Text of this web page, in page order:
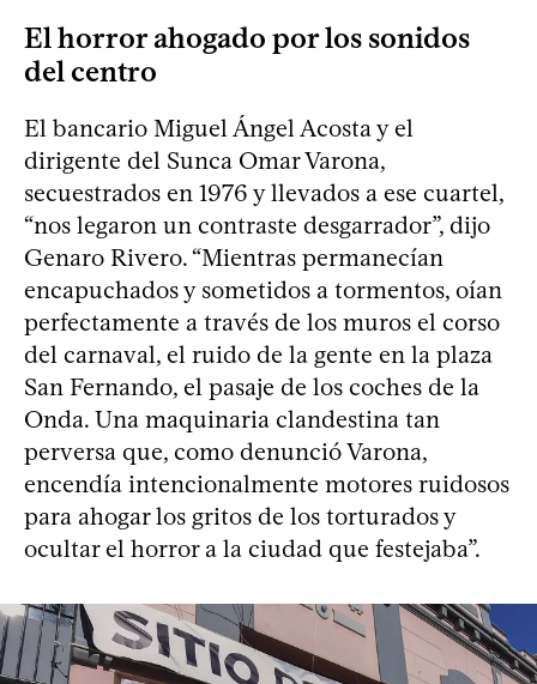
El horror ahogado por los sonidos
del centro
El bancario Miguel Ángel Acosta y el
dirigente del Sunca Omar Varona,
secuestrados en 1976 y llevados a ese cuartel,
“nos legaron un contraste desgarrador”, dijo
Genaro Rivero. “Mientras permanecían
encapuchados y sometidos a tormentos, oían
perfectamente a través de los muros el corso
del carnaval, el ruido de la gente en la plaza
San Fernando, el pasaje de los coches de la
Onda. Una maquinaria clandestina tan
perversa que, como denunció Varona,
encendía intencionalmente motores ruidosos
para ahogar los gritos de los torturados y
ocultar el horror a la ciudad que festejaba”.